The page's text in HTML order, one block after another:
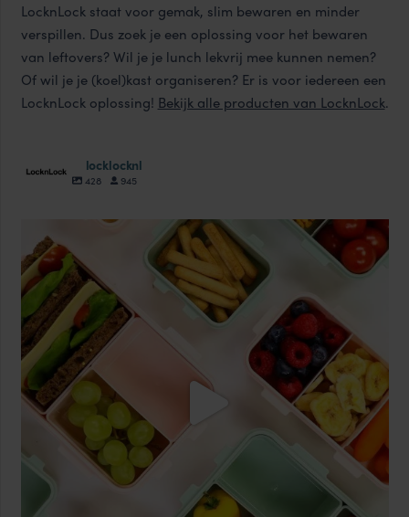
LocknLock staat voor gemak, slim bewaren en minder
verspillen. Dus zoek je een oplossing voor het bewaren
van leftovers? Wil je je lunch lekvrij mee kunnen nemen?
Of wil je je (koel)kast organiseren? Er is voor iedereen een
LocknLock oplossing! Bekijk alle producten van LocknLock.
locklocknl
428 945
locklocknl
Aug 18